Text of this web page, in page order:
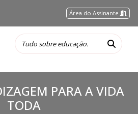
Área do Assinante
PARA A VIDA
TODA